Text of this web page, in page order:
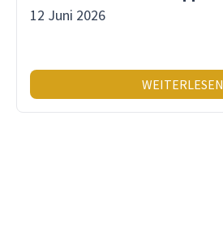
12 Juni 2026
WEITERLESEN